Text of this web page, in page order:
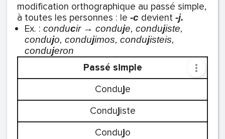
modification orthographique au passé simple,
à toutes les personnes : le -c devient -j.
Ex. : conducir → conduje, condujiste,
condujo, condujimos, condujisteis,
condujeron
Passé simple
Conduje
Condujiste
Condujo